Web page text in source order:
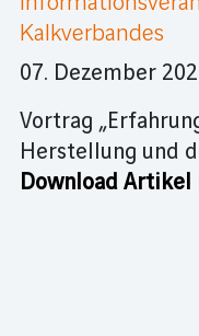
Kalkverbandes
07. Dezember
Vortrag
Herstellung und
Download Artikel